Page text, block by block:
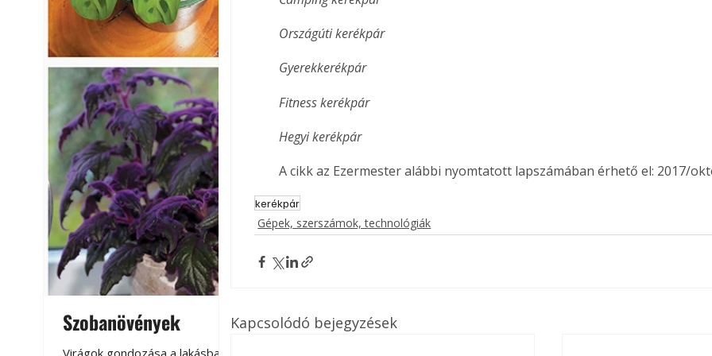
Szobanövények
Virágoskert: kertben,
Országúti kerékpár
Gyerekkerékpár
Fitness kerékpár
Hegyi kerékpár
A cikk az Ezermester alábbi nyomtatott lapszámában érhető el: 2017/
kerékpár
Gépek, szerszámok, technológiák
Kapcsolódó bejegyzések